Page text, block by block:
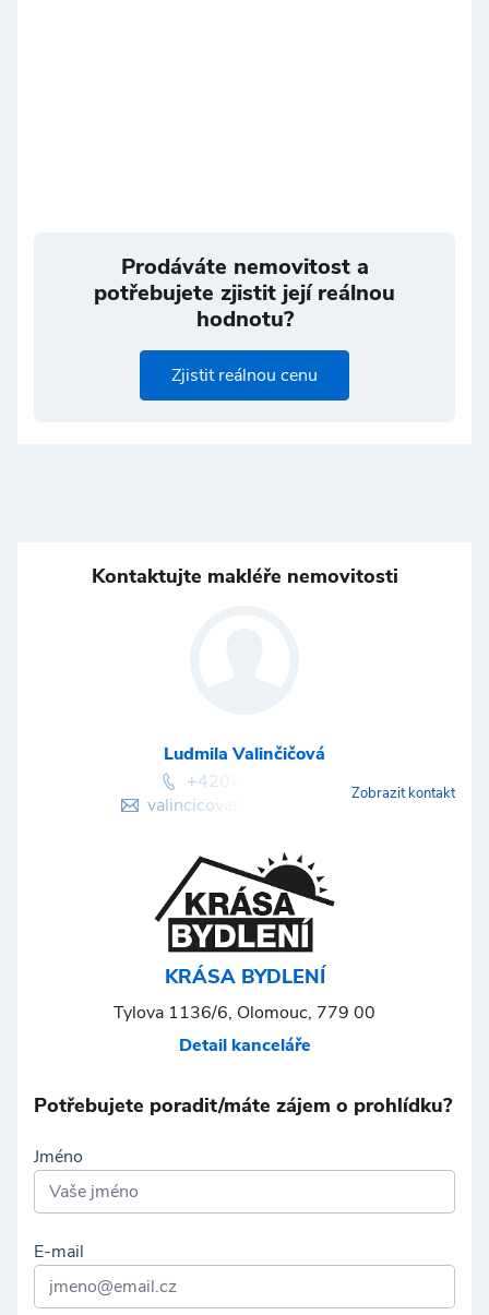
Prodáváte nemovitost a
potřebujete zjistit její reálnou
hodnotu?
Zjistit reálnou cenu
Kontaktujte makléře nemovitosti
Ludmila Valinčičová
+420774739539
valincicova@krasabydleni.czZobrazit kontakt
KRÁSA BYDLENÍ
Tylova 1136/6, Olomouc, 779 00
Detail kanceláře
Potřebujete poradit/máte zájem o prohlídku?
Jméno
E-mail